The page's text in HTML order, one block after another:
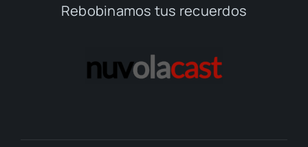
Rebobinamos tus recuerdos